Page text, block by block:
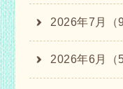
2026年7月（
2026年6月（